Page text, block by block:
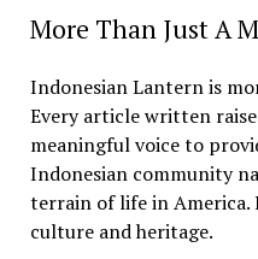
More Than Just A
Indonesian Lantern is
Every article written
meaningful voice to
Indonesian community
terrain of life in America.
culture and heritage.